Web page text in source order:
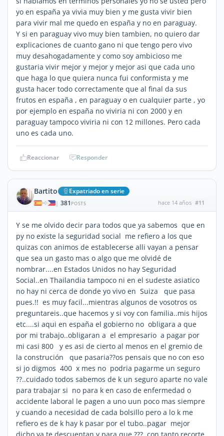
yo en españa ya vivia muy bien y me gusta vivir bien
para vivir mal me quedo en españa y no en paraguay.
Y si en paraguay vivo muy bien tambien, no quiero dar
explicaciones de cuanto gano ni que tengo pero vivo
muy desahogadamente y como soy ambicioso me
gustaria vivir mejor y mejor y mejor asi que cada uno
que haga lo que quiera nunca fui conformista y me
gusta hacer todo correctamente que al final da sus
frutos en españa , en paraguay o en cualquier parte , yo
por ejemplo en españa no viviria ni con 2000 y en
paraguay tampoco viviria ni con 12 millones. Pero cada
uno es cada uno.
Reaccionar Responder
Bartito Expatriado en serie
| 381 POSTS hace 14 años #11
Y se me olvido decir para todos que ya sabemos que en
py no existe la seguridad social me refiero a los que
quizas con animos de establecerse alli vayan a pensar
que sea un gasto mas o algo que me olvidé de
nombrar....en Estados Unidos no hay Seguridad
Social..en Thailandia tampoco ni en el sudeste asiatico
no hay ni cerca de donde yo vivo en Suiza que pasa
pues.!! es muy facil...mientras algunos de vosotros os
preguntareis..que hacemos y si voy con familia..mis hijos
etc....si aqui en españa el gobierno no obligara a que
por mi trabajo..obligaran a el empresario a pagar por
mi casi 800  y es asi de cierto al menos en el gremio de
la construción que pasaria??os pensais que no con eso
si jo digmos 400  x mes no podria pagarme un seguro
??..cuidado todos sabemos de k un seguro aparte no vale
para trabajar si no para k en caso de enfermedad o
accidente laboral le pagen a uno uun poco mas siempre
y cuando a necesidad de cada bolsillo pero a lo k me
refiero es de k hay k pasar por el tubo..pagar mejor